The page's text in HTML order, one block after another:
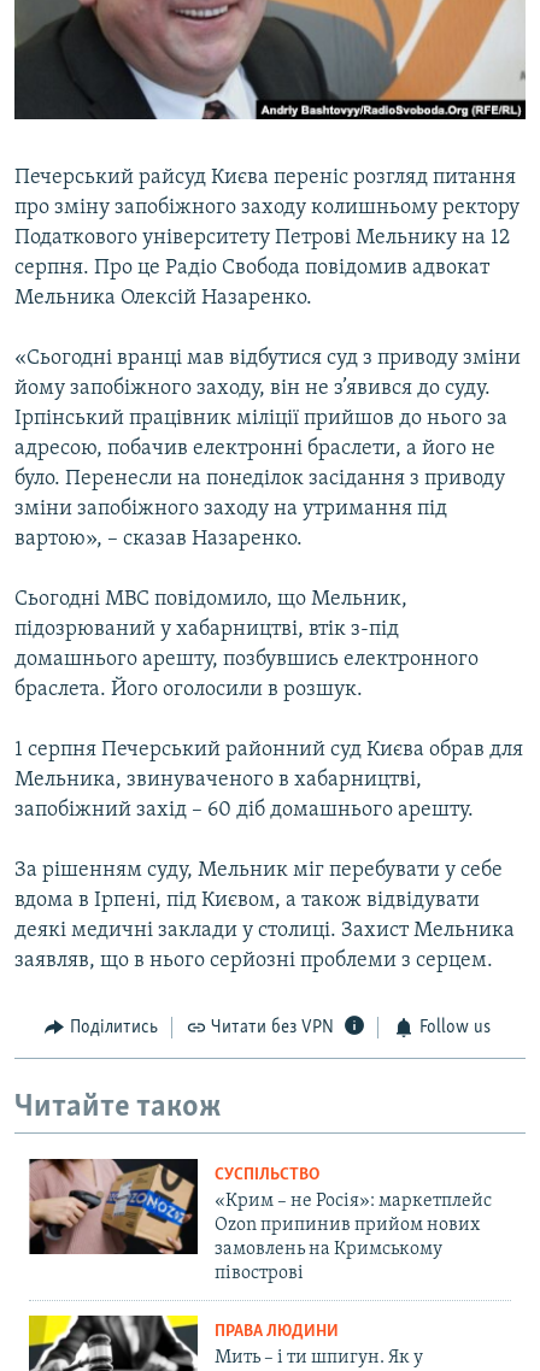
ВІДЕОУРОКИ «ELIFBE»
СВІДЧЕННЯ ОКУПАЦІЇ
УКРАЇНСЬКА ПРОБЛЕМА КРИМУ
Русский
Усі сайти RFE/RL
Печерський райсуд Києва перенiс розгляд питання
про змiну запобiжного заходу колишньому ректору
Податкового університету Петрові Мельнику на 12
серпня. Про це Радіо Свобода повідомив адвокат
Мельника Олексій Назаренко.
«Сьогодні вранці мав відбутися суд з приводу зміни
йому запобіжного заходу, він не з’явився до суду.
Ірпінський працівник міліції прийшов до нього за
адресою, побачив електронні браслети, а його не
було. Перенесли на понеділок засідання з приводу
зміни запобіжного заходу на утримання під
вартою», – сказав Назаренко.
Сьогодні МВС повідомило, що Мельник,
підозрюваний у хабарництві, втік з-під
домашнього арешту, позбувшись електронного
браслета. Його оголосили в розшук.
1 серпня Печерський районний суд Києва обрав для
Мельника, звинуваченого в хабарництві,
запобіжний захід – 60 діб домашнього арешту.
За рішенням суду, Мельник міг перебувати у себе
вдома в Ірпені, під Києвом, а також відвідувати
деякі медичні заклади у столиці. Захист Мельника
заявляв, що в нього серйозні проблеми з серцем.
Поділитись Читати без VPN Follow us
Читайте також
СУСПІЛЬСТВО
«Крим – не Росія»: маркетплейс
Ozon припинив прийом нових
замовлень на Кримському
півострові
ПРАВА ЛЮДИНИ
Мить – і ти шпигун. Як у